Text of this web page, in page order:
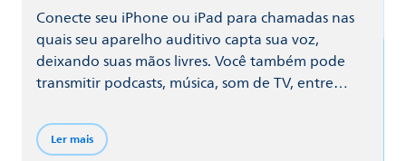
Conecte seu iPhone ou iPad para chamadas nas
quais seu aparelho auditivo capta sua voz,
deixando suas mãos livres. Você também pode
transmitir podcasts, música, som de TV, entre
seu telefone e outros dispositivos por meio da
tecnologia Bluetooth®.
Ler mais